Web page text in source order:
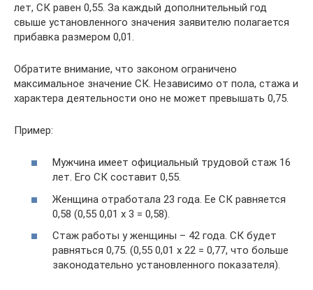
лет, СК равен 0,55. За каждый дополнительный год
свыше установленного значения заявителю полагается
прибавка размером 0,01.
Обратите внимание, что законом ограничено
максимальное значение СК. Независимо от пола, стажа и
характера деятельности оно не может превышать 0,75.
Пример:
Мужчина имеет официальный трудовой стаж 16
лет. Его СК составит 0,55.
Женщина отработала 23 года. Ее СК равняется
0,58 (0,55 0,01 х 3 = 0,58).
Стаж работы у женщины – 42 года. СК будет
равняться 0,75. (0,55 0,01 х 22 = 0,77, что больше
законодательно установленного показателя).